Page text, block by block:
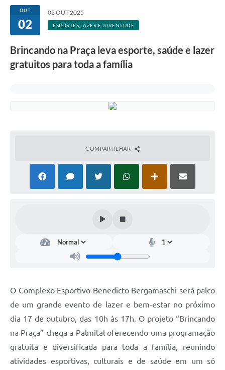
Departamentos
Câmara Municipal
Contato
OUT
02
02 OUT 2025
ESPORTES,LAZER E JUVENTUDE
Brincando na Praça leva esporte, saúde e lazer
gratuitos para toda a família
COMPARTILHAR
O Complexo Esportivo Benedicto Bergamaschi será palco
de um grande evento de lazer e bem-estar no próximo
dia 17 de outubro, das 10h às 17h. O projeto “Brincando
na Praça” chega a Palmital oferecendo uma programação
gratuita e diversificada para toda a família, reunindo
atividades esportivas, culturais e de saúde em um só